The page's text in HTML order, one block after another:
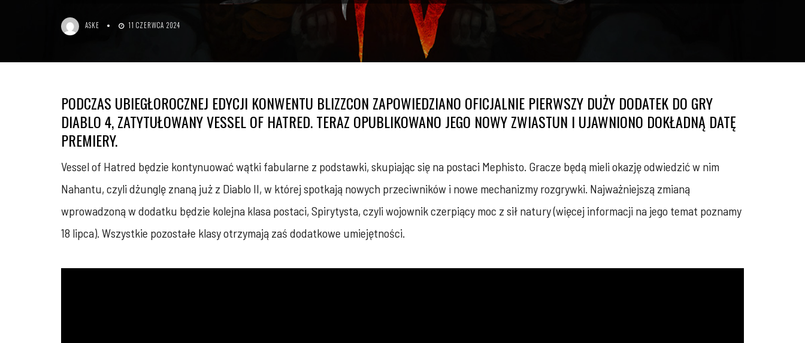
ASKE 11 CZERWCA 2024
PODCZAS UBIEGŁOROCZNEJ EDYCJI KONWENTU BLIZZCON ZAPOWIEDZIANO OFICJALNIE PIERWSZY DUŻY DODATEK DO GRY
DIABLO 4, ZATYTUŁOWANY VESSEL OF HATRED. TERAZ OPUBLIKOWANO JEGO NOWY ZWIASTUN I UJAWNIONO DOKŁADNĄ DATĘ
PREMIERY.
Vessel of Hatred będzie kontynuować wątki fabularne z podstawki, skupiając się na postaci Mephisto. Gracze będą mieli okazję odwiedzić w nim
Nahantu, czyli dżunglę znaną już z Diablo II, w której spotkają nowych przeciwników i nowe mechanizmy rozgrywki. Najważniejszą zmianą
wprowadzoną w dodatku będzie kolejna klasa postaci, Spirytysta, czyli wojownik czerpiący moc z sił natury (więcej informacji na jego temat poznamy
18 lipca). Wszystkie pozostałe klasy otrzymają zaś dodatkowe umiejętności.